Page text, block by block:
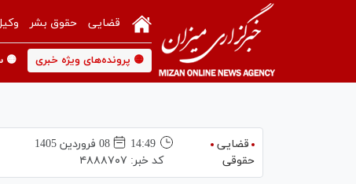
قضایی حقوق بشر
🟡 پرونده‌های ویژه خبری 🟡
قضایی
حقوقی
14:49
08 فروردين 1405
کد خبر: ۴۸۸۸۷۰۷